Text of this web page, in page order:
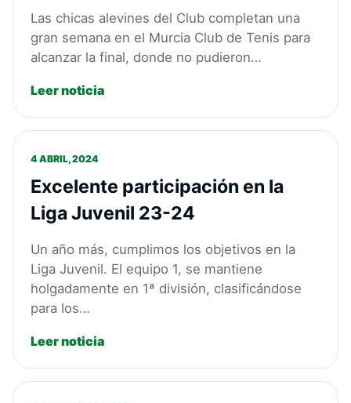
Las chicas alevines del Club completan una
gran semana en el Murcia Club de Tenis para
alcanzar la final, donde no pudieron…
Leer noticia
4 ABRIL, 2024
Excelente participación en la
Liga Juvenil 23-24
Un año más, cumplimos los objetivos en la
Liga Juvenil. El equipo 1, se mantiene
holgadamente en 1ª división, clasificándose
para los…
Leer noticia